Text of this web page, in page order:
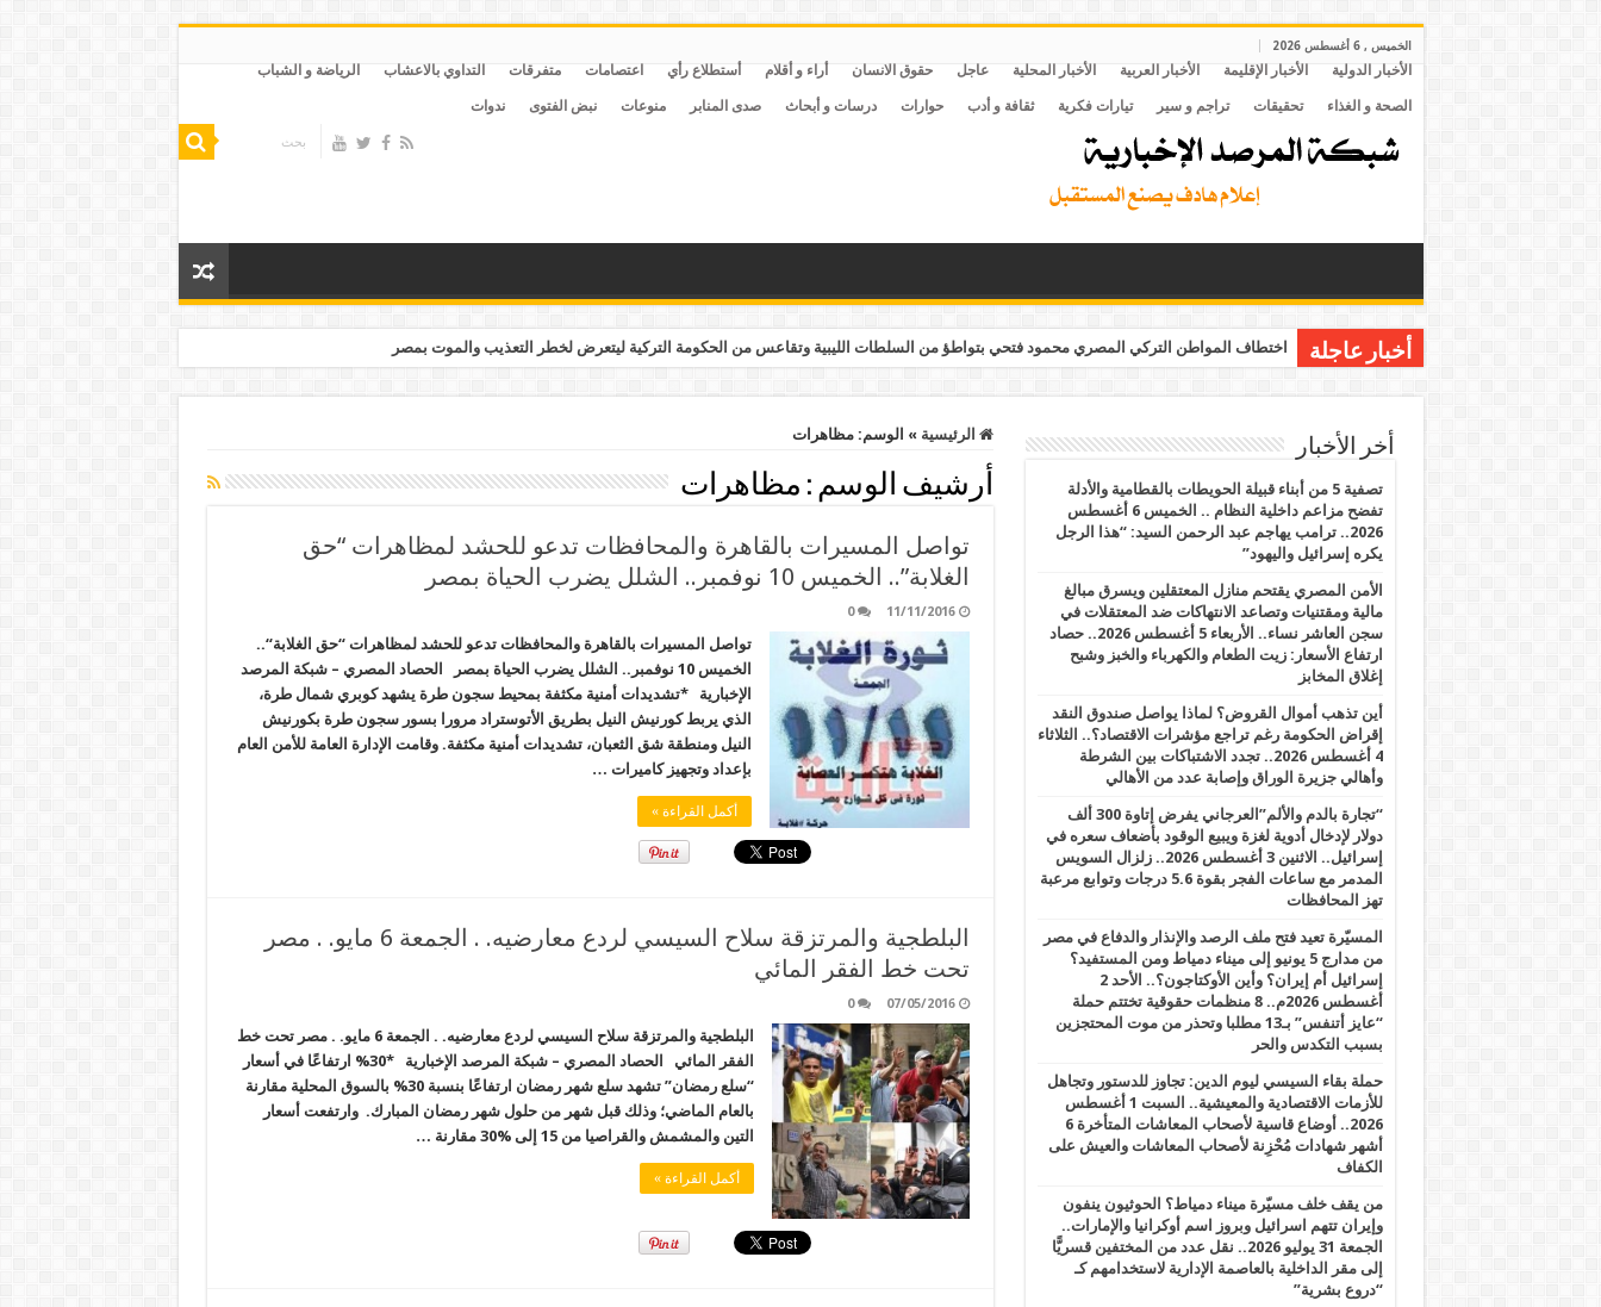
الخميس , 6 أغسطس 2026
الأخبار الدولية الأخبار الإقليمة الأخبار العربية الأخبار المحلية عاجل حقوق الانسان أراء و أقلام أستطلاع رأي اعتصامات متفرقات التداوي بالاعشاب الرياضة و الشباب
الصحة و الغذاء تحقيقات تراجم و سير تيارات فكرية ثقافة و أدب حوارات درسات و أبحاث صدى المنابر منوعات نبض الفتوى ندوات
أخبار عاجلة اختطاف المواطن التركي المصري محمود فتحي بتواطؤ من السلطات الليبية وتقاعس من الحكومة التركية ليتعرض لخطر التعذيب والموت بمصر
الرئيسية » الوسم:مظاهرات
أرشيف الوسم : مظاهرات
تواصل المسيرات بالقاهرة والمحافظات تدعو للحشد لمظاهرات “حق
الغلابة”.. الخميس 10 نوفمبر.. الشلل يضرب الحياة بمصر
11/11/2016
0
تواصل المسيرات بالقاهرة والمحافظات تدعو للحشد لمظاهرات “حق الغلابة“..
الخميس 10 نوفمبر.. الشلل يضرب الحياة بمصر الحصاد المصري – شبكة المرصد
الإخبارية *تشديدات أمنية مكثفة بمحيط سجون طرة يشهد كوبري شمال طرة،
الذي يربط كورنيش النيل بطريق الأتوستراد مرورا بسور سجون طرة بكورنيش
النيل ومنطقة شق الثعبان، تشديدات أمنية مكثفة. وقامت الإدارة العامة للأمن العام
بإعداد وتجهيز كاميرات …
أكمل القراءة »
البلطجية والمرتزقة سلاح السيسي لردع معارضيه. . الجمعة 6 مايو. . مصر
تحت خط الفقر المائي
07/05/2016
0
البلطجية والمرتزقة سلاح السيسي لردع معارضيه. . الجمعة 6 مايو. . مصر تحت خط
الفقر المائي الحصاد المصري – شبكة المرصد الإخبارية *30% ارتفاعًا في أسعار
“سلع رمضان” تشهد سلع شهر رمضان ارتفاعًا بنسبة 30% بالسوق المحلية مقارنة
بالعام الماضي؛ وذلك قبل شهر من حلول شهر رمضان المبارك. وارتفعت أسعار
التين والمشمش والقراصيا من 15 إلى %30 مقارنة …
أكمل القراءة »
أخر الأخبار
تصفية 5 من أبناء قبيلة الحويطات بالقطامية والأدلة
تفضح مزاعم داخلية النظام .. الخميس 6 أغسطس
2026.. ترامب يهاجم عبد الرحمن السيد: “هذا الرجل
يكره إسرائيل واليهود”
الأمن المصري يقتحم منازل المعتقلين ويسرق مبالغ
مالية ومقتنيات وتصاعد الانتهاكات ضد المعتقلات في
سجن العاشر نساء.. الأربعاء 5 أغسطس 2026.. حصاد
ارتفاع الأسعار: زيت الطعام والكهرباء والخبز وشبح
إغلاق المخابز
أين تذهب أموال القروض؟ لماذا يواصل صندوق النقد
إقراض الحكومة رغم تراجع مؤشرات الاقتصاد؟.. الثلاثاء
4 أغسطس 2026.. تجدد الاشتباكات بين الشرطة
وأهالي جزيرة الوراق وإصابة عدد من الأهالي
“تجارة بالدم والألم”العرجاني يفرض إتاوة 300 ألف
دولار لإدخال أدوية لغزة ويبيع الوقود بأضعاف سعره في
إسرائيل.. الاثنين 3 أغسطس 2026.. زلزال السويس
المدمر مع ساعات الفجر بقوة 5.6 درجات وتوابع مرعبة
تهز المحافظات
المسيّرة تعيد فتح ملف الرصد والإنذار والدفاع في مصر
من مدارج 5 يونيو إلى ميناء دمياط ومن المستفيد؟
إسرائيل أم إيران؟ وأين الأوكتاجون؟.. الأحد 2
أغسطس 2026م.. 8 منظمات حقوقية تختتم حملة
“عايز أتنفس” بـ13 مطلبا وتحذر من موت المحتجزين
بسبب التكدس والحر
حملة بقاء السيسي ليوم الدين: تجاوز للدستور وتجاهل
للأزمات الاقتصادية والمعيشية.. السبت 1 أغسطس
2026.. أوضاع قاسية لأصحاب المعاشات المتأخرة 6
أشهر شهادات مُحْزِنة لأصحاب المعاشات والعيش على
الكفاف
من يقف خلف مسيّرة ميناء دمياط؟ الحوثيون ينفون
وإيران تتهم اسرائيل وبروز اسم أوكرانيا والإمارات..
الجمعة 31 يوليو 2026.. نقل عدد من المختفين قسريًّا
إلى مقر الداخلية بالعاصمة الإدارية لاستخدامهم كـ
“دروع بشرية”